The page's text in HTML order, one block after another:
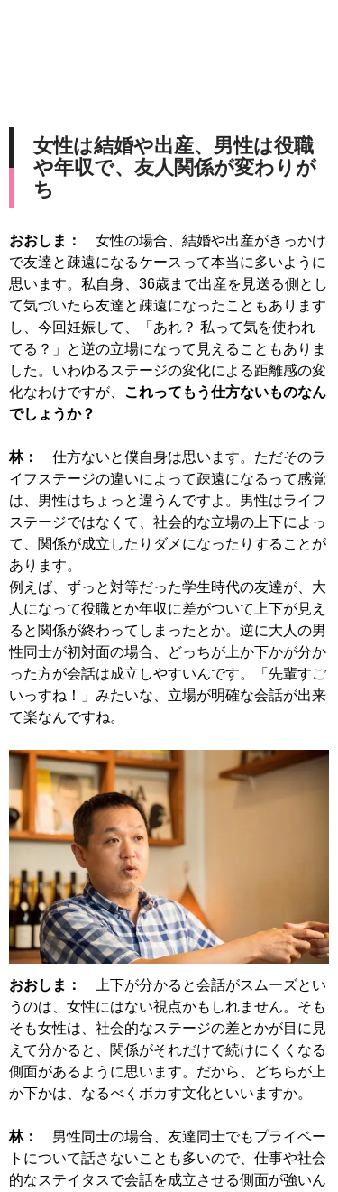
女性は結婚や出産、男性は役職
や年収で、友人関係が変わりが
ち
おおしま： 女性の場合、結婚や出産がきっかけ
で友達と疎遠になるケースって本当に多いように
思います。私自身、36歳まで出産を見送る側とし
て気づいたら友達と疎遠になったこともあります
し、今回妊娠して、「あれ？ 私って気を使われ
てる？」と逆の立場になって見えることもありま
した。いわゆるステージの変化による距離感の変
化なわけですが、 これってもう仕方ないものなん
でしょうか？
林： 仕方ないと僕自身は思います。ただそのラ
イフステージの違いによって疎遠になるって感覚
は、男性はちょっと違うんですよ。男性はライフ
ステージではなくて、社会的な立場の上下によっ
て、関係が成立したりダメになったりすることが
あります。
例えば、ずっと対等だった学生時代の友達が、大
人になって役職とか年収に差がついて上下が見え
ると関係が終わってしまったとか。逆に大人の男
性同士が初対面の場合、どっちが上か下かが分か
った方が会話は成立しやすいんです。「先輩すご
いっすね！」みたいな、立場が明確な会話が出来
て楽なんですね。
おおしま：
上下が分かると会話がスムーズとい
うのは、女性にはない視点かもしれません。そも
そも女性は、社会的なステージの差とかが目に見
えて分かると、関係がそれだけで続けにくくなる
側面があるように思います。だから、どちらが上
か下かは、なるべくボカす文化といいますか。
林： 男性同士の場合、友達同士でもプライベー
トについて話さないことも多いので、仕事や社会
的なステイタスで会話を成立させる側面が強いん